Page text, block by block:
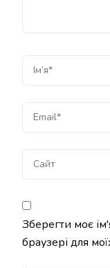
Зберегти моє
браузері для